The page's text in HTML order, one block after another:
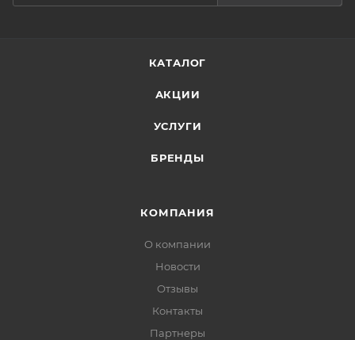
КАТАЛОГ
АКЦИИ
УСЛУГИ
БРЕНДЫ
КОМПАНИЯ
О компании
Новости
Отзывы
Контакты
Партнеры